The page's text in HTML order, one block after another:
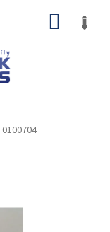
0100704